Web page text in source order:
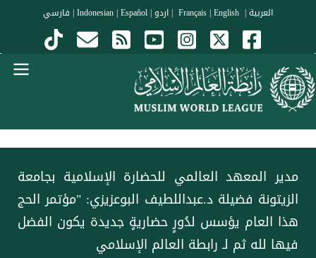
تجاوز إلى المحتوى الرئيسي
العربية|
|English
| اردو|
Indonesian |Español
| فارسي
مدير المعهد العالمي للحضارة الإسلامية بجامعة
الزيتونة فضيلة د.عبداللطيف البوعزيزي: "مؤتمر ⁧الحج⁩
هذا العام يؤسس لدُورٍ حضاريةٍ جديدة يكون الفضل
فيها لله ثم لـ ⁧رابطة العالم الإسلامي